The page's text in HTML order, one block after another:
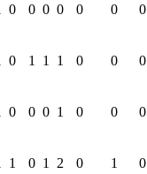
0 0 0 0 0 0 0
0 1 1 1 0 0 0
0 0 0 1 0 0 0
1 0 1 2 0 1 0